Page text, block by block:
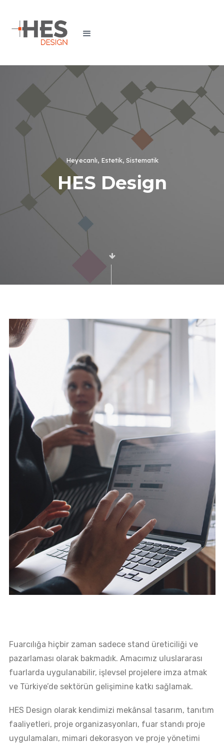
Heyecanlı, Estetik, Sistematik
HES Design
Fuarcılığa hiçbir zaman sadece stand üreticiliği ve
pazarlaması olarak bakmadık. Amacımız uluslararası
fuarlarda uygulanabilir, işlevsel projelere imza atmak
ve Türkiye’de sektörün gelişimine katkı sağlamak.
HES Design olarak kendimizi mekânsal tasarım, tanıtım
faaliyetleri, proje organizasyonları, fuar standı proje
uygulamaları, mimari dekorasyon ve proje yönetimi